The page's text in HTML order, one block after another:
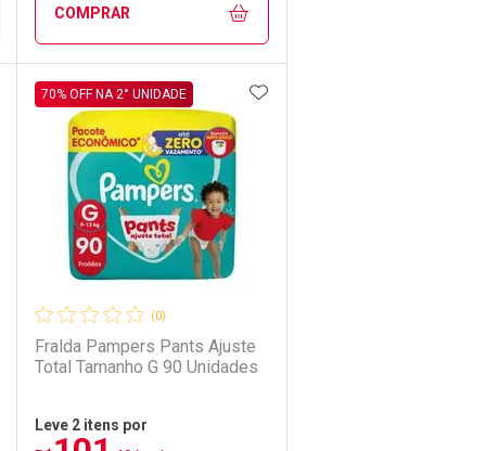
Comprar sem Desconto
Comprar sem Desconto
COMPRAR
FECHAR
Laboratório
FECHAR
Por Menos
AOS FAVORITOS
(0)
Fralda Pampers Pants Ajuste
Total Tamanho G 90 Unidades
70% OFF NA 2° UNIDADE
Leve 2 itens por
ADICIONAR AOS